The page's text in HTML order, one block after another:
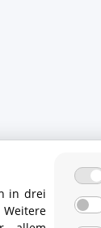
in drei